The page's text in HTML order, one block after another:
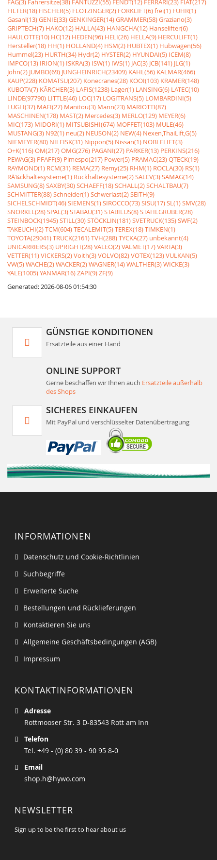
FAG(3) Fahrersitze(38) FANTUZZI(55) FENDT(12) FERRARI(23) FIAT(217)
FILTER(18) FISCHER(5) FLÖTZINGER(2) FORKLIFT(6)frei(1) FÜHR(1)
Gasanl(13)GENIE(33)GENKINGER(14)GRAMMER(58)Graziano(3)
GRIPTECH(7) HAKO(12) HALLA(43) HANGCHA(12) Hanselifter(6)
HAULOTTE(10) HC(12) HEDEN(96) HELI(26) HELLA(9) HERCULIFT(1)
Hersteller(18) HH(1) HOLLAND(4) HSM(2) HUBTEX(1) Hubwagen(56)
Hummel(23) HURTH(34) Hydr(2) HYSTER(2) HYUNDAI(5) ICEM(8)
IMPCO(13) IRION(1) ISKRA(3) ISW(1) IWS(1) JAC(3) JCB(141) JLG(1)
John(2) JUMBO(69) JUNGHEINRICH(23409) KAHL(56) KALMAR(466)
KAUP(228) KOMATSU(207) Konecranes(28) KOOI(103) KRAMER(148)
KUBOTA(7) KÃRCHER(3) LAFIS(1238) Lager(1) LANSING(6) LATEC(10)
LINDE(97790) LITTLE(46) LOC(17) LOGITRANS(5) LOMBARDINI(5)
LUGLI(37) MAFI(27) Manitou(3) Mann(23) MARIOTTI(87)
MASCHINEN(178) MAST(2) Mercedes(3) MERLO(129) MEYER(6)
MIC(173) MIDORI(1) MITSUBISHI(674) MOFFET(103) MULE(46)
MUSTANG(3) N92(1) neu(2) NEUSON(2) NEW(4) Nexen,ThaiLift,G(5)
NIEMEYER(80) NILFISK(31) Nippon(5) Nissan(1) NOBLELIFT(3)
O+K(116)OM(217)OMG(276) PAGANI(27) PARKER(13) PERKINS(216)
PEWAG(3) PFAFF(9) Pimespo(217) Power(5) PRAMAC(23)QTECK(19)
RAYMOND(1) RCM(31) REMA(27) Remy(25) RHM(1) ROCLA(30) RS(1)
RÃ¼ckhaltesysteme(1) Rückhaltesysteme(2)SALEV(3)SAMAG(14)
SAMSUNG(8)SAXBY(30)SCHAEFF(18)SCHALL(2)SCHALTBAU(7)
SCHMITTER(88)Schneider(1)Schwerlast(2)SEITH(9)
SICHELSCHMIDT(46)SIEMENS(1)SIROCCO(73)SISU(17)SL(1)SMV(28)
SNORKEL(28)SPAL(3)STABAU(31)STABILUS(8)STAHLGRUBER(28)
STEINBOCK(1945)STILL(30)STÖCKLIN(181)SVETRUCK(135)SWF(2)
TAKEUCHI(2)TCM(604)TECALEMIT(5)TEREX(18)TIMKEN(1)
TOYOTA(29041)TRUCK(2161)TVH(288)TYCKA(27) unbekannt(4)
UNICARRIERS(3) UPRIGHT(28)VALEO(2)VALMET(17)VARTA(3)
VETTER(11)VICKERS(2)Voith(3)VOLVO(82)VOTEX(123)VULKAN(5)
VW(5)WACHE(2)WACKER(2)WAGNER(14)WALTHER(3)WICKE(3)
YALE(1005)YANMAR(16)ZAPI(9)ZF(9)
Generated: 2026-08-06 01:54:30
GÜNSTIGE KONDITIONEN
Ersatzteile aus einer Hand
ONLINE SUPPORT
Gerne beschaffen wir Ihnen auch Ersatzteile außerhalb
des Shops
SICHERES EINKAUFEN
Mit PayPal und verschlüsselter Datenübertragung
INFORMATIONEN
Datenschutz und Cookie-Richtlinien
Suchbegriffe
Erweiterte Suche
Bestellungen und Rücklieferungen
Kontaktieren Sie uns
Allgemeine Geschäftsbedingungen (AGB)
Impressum
KONTAKTINFORMATIONEN
Adresse
Rottmooser Str. 3 D-83543 Rott am Inn
Telefon
Tel. +49 - (0) 80 39 - 90 95 8-0
Email
shop.h@hywo.com
NEWSLETTER
Sign up to be the first to hear about us